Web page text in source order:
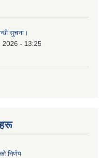
सुचना।
2026 - 13:25
निर्णय